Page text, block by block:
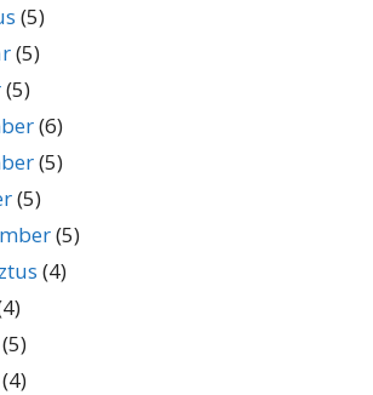
(5)
(5)
(5)
(6)
(5)
(5)
(5)
(4)
(5)
(4)